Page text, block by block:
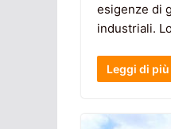
esigenze di
industriali.
Leggi di più